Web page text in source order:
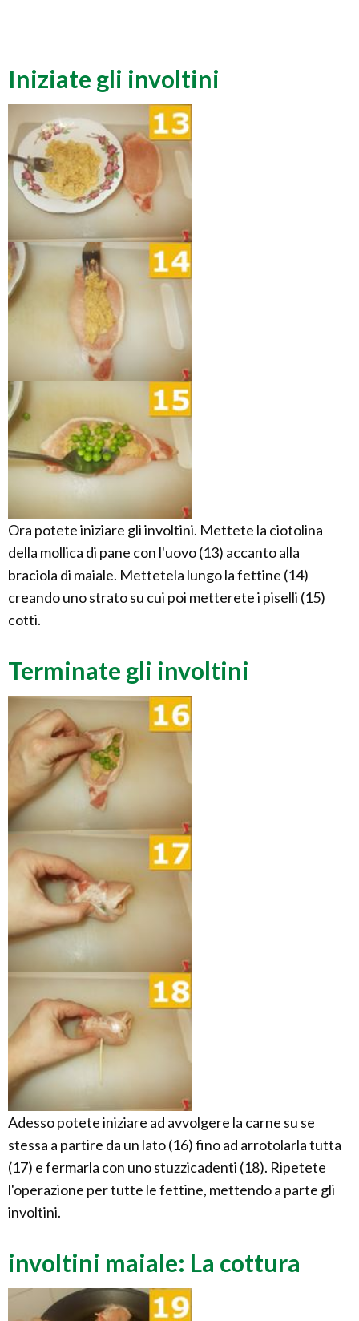
Iniziate gli involtini
Ora potete iniziare gli involtini. Mettete la ciotolina
della mollica di pane con l'uovo (13) accanto alla
braciola di maiale. Mettetela lungo la fettine (14)
creando uno strato su cui poi metterete i piselli (15)
cotti.
Terminate gli involtini
Adesso potete iniziare ad avvolgere la carne su se
stessa a partire da un lato (16) fino ad arrotolarla tutta
(17) e fermarla con uno stuzzicadenti (18). Ripetete
l'operazione per tutte le fettine, mettendo a parte gli
involtini.
involtini maiale: La cottura